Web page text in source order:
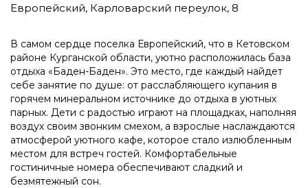
Европейский, Карловарский переулок, 8
В самом сердце поселка Европейский, что в Кетовском
районе Курганской области, уютно расположилась база
отдыха «Баден-Баден». Это место, где каждый найдет
себе занятие по душе: от расслабляющего купания в
горячем минеральном источнике до отдыха в уютных
парных. Дети с радостью играют на площадках, наполняя
воздух своим звонким смехом, а взрослые наслаждаются
атмосферой уютного кафе, которое стало излюбленным
местом для встреч гостей. Комфортабельные
гостиничные номера обеспечивают сладкий и
безмятежный сон.